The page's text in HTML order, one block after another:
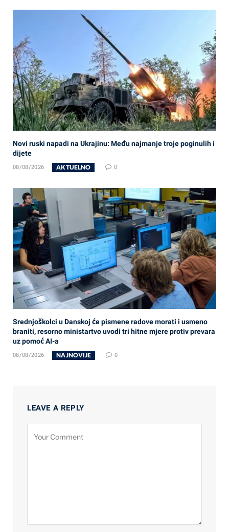
Novi ruski napadi na Ukrajinu: Među najmanje troje poginulih i
dijete
08/08/2026 AKTUELNO 0
Srednjoškolci u Danskoj će pismene radove morati i usmeno
braniti, resorno ministartvo uvodi tri hitne mjere protiv prevara
uz pomoć AI-a
08/08/2026 NAJNOVIJE 0
LEAVE A REPLY